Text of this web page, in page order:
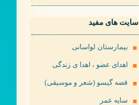
سایت های مفید
بیمارستان لواسانی
اهدای عضو ، اهدا ی زندگی
قصه گیسو (شعر و موسیقی)
سایه عمر